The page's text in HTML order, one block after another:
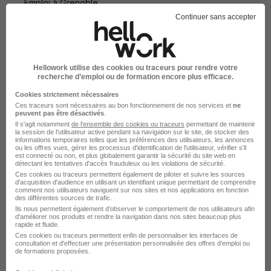
Emploi à Grenoble
Emplois & formations
Emploi Chef de projet en électronique
Emploi Informatique
L'emploi par métier à Grenoble
dans le domaine Informatique
Continuer sans accepter
Hellowork utilise des cookies ou traceurs pour rendre votre
recherche d’emploi ou de formation encore plus efficace.
Cookies strictement nécessaires
Ces traceurs sont nécessaires au bon fonctionnement de nos services et ne
peuvent pas être désactivés
Il s'agit notamment de l'ensemble des cookies ou traceurs permettant de maintenir
la session de l'utilisateur active pendant sa navigation sur le site, de stocker des
informations temporaires telles que les préférences des utilisateurs, les annonces
ou les offres vues, gérer les processus d'identification de l'utilisateur, vérifier s'il
est connecté ou non, et plus globalement garantir la sécurité du site web en
détectant les tentatives d'accès frauduleux ou les violations de sécurité.
Ces cookies ou traceurs permettent également de piloter et suivre les sources
d'acquisition d'audience en utilisant un identifiant unique permettant de comprendre
comment nos utilisateurs naviguent sur nos sites et nos applications en fonction
des différentes sources de trafic.
Ils nous permettent également d’observer le comportement de nos utilisateurs afin
d'améliorer nos produits et rendre la navigation dans nos sites beaucoup plus
rapide et fluide.
Ces cookies ou traceurs permettent enfin de personnaliser les interfaces de
consultation et d'effectuer une présentation personnalisée des offres d'emploi ou
de formations proposées.